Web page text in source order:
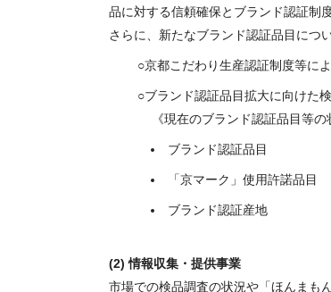
品に対する信頼確保とブランド認証制
さらに、新たなブランド認証品目につ
京都こだわり生産認証制度等に
ブランド認証品目拡大に向けた
《現在のブランド認証品目等の
ブランド認証品目 ３
「京マーク」使用許諾
ブランド認証産地 １
(2) 情報収集・提供事業
市場での検品調査の状況や「ほんまも